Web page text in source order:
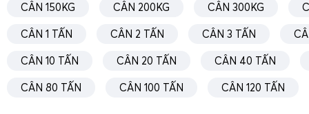
Ngoài ra, việc cân mã nào in mã đó giúp thêm rõ ràng và
việc. Chủ trại và chủ xe bắt gà mua gà có thể dễ dàng theo
qua camera hơn.
CÂN 150KG CÂN 200KG CÂN 300KG
CÂN 1 TẤN CÂN 2 TẤN CÂN 3 TẤN
CÂN 10 TẤN CÂN 20 TẤN CÂN 40 TẤN
CÂN 80 TẤN CÂN 100 TẤN CÂN 120 TẤN